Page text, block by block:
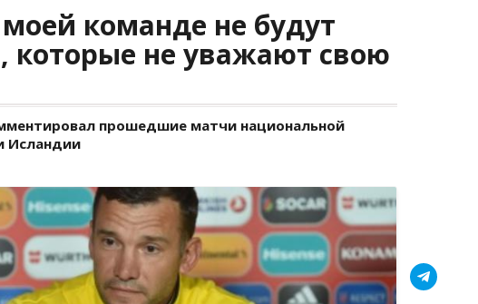
команде не будут
которые не уважают свою
прошедшие матчи национальной
Исландии